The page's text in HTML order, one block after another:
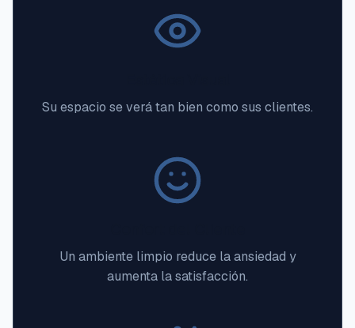
Su espacio se verá tan bien como sus clientes.
Un ambiente limpio reduce la ansiedad y
aumenta la satisfacción.